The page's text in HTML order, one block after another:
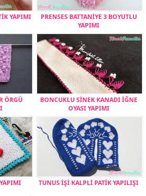
YAPIMI
PRENSES BATTANİYE 3 BOYUTLU
YAPIMI
ÖRGÜ
BONCUKLU SİNEK KANADI İĞNE
OYASI YAPIMI
TUNUS İŞİ KALPLİ PATİK YAPILIŞI